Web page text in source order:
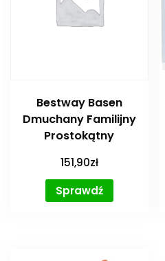
Bestway Basen
Dmuchany Familijny
Prostokątny
151,90zł
Sprawdź